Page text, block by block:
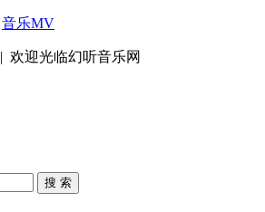
音乐MV
| 欢迎光临幻听音乐网
搜 索